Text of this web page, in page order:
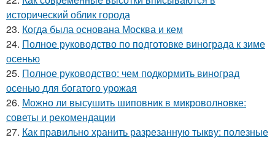
исторический облик города
23. Когда была основана Москва и кем
24. Полное руководство по подготовке винограда к зиме
осенью
25. Полное руководство: чем подкормить виноград
осенью для богатого урожая
26. Можно ли высушить шиповник в микроволновке:
советы и рекомендации
27. Как правильно хранить разрезанную тыкву: полезные